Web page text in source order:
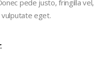
pede justo, fringilla vel,
vulputate eget.